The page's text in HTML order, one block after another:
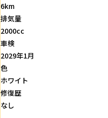
6km
排気量
2000cc
車検
2029年1月
色
ホワイト
修復歴
なし